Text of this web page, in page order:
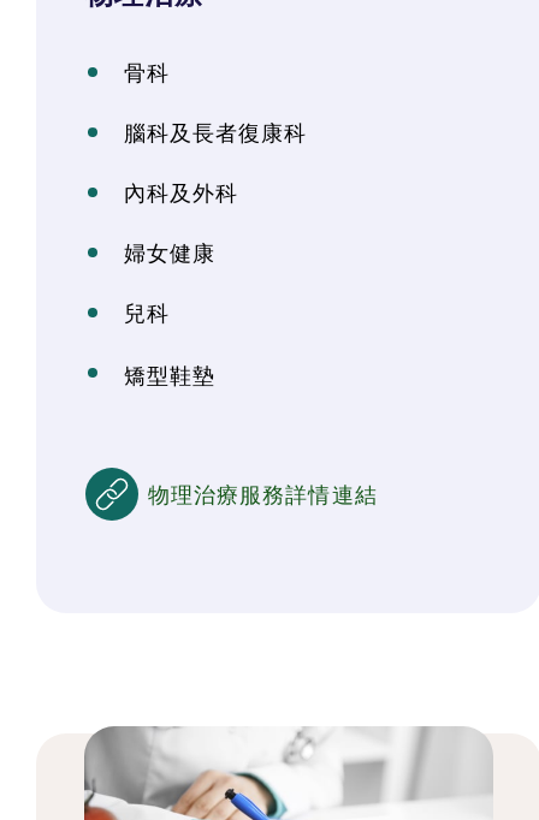
骨科
腦科及長者復康科
內科及外科
婦女健康
兒科
矯型鞋墊
物理治療服務詳情連結